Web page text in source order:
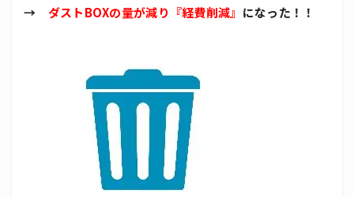
→ ダストBOXの量が減り『経費削減』 になった！！